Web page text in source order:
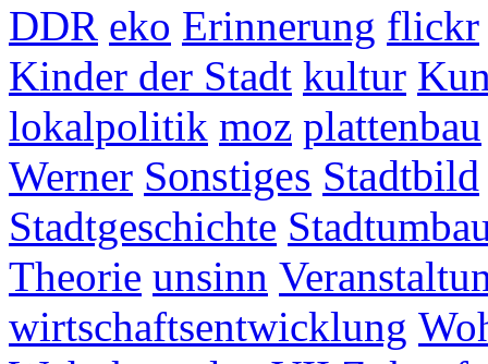
DDR eko Erinnerung flickr
Kinder der Stadt kultur
lokalpolitik moz plattenbau
Werner Sonstiges Stadtbild
Stadtgeschichte
Theorie unsinn
wirtschaftsentwicklung